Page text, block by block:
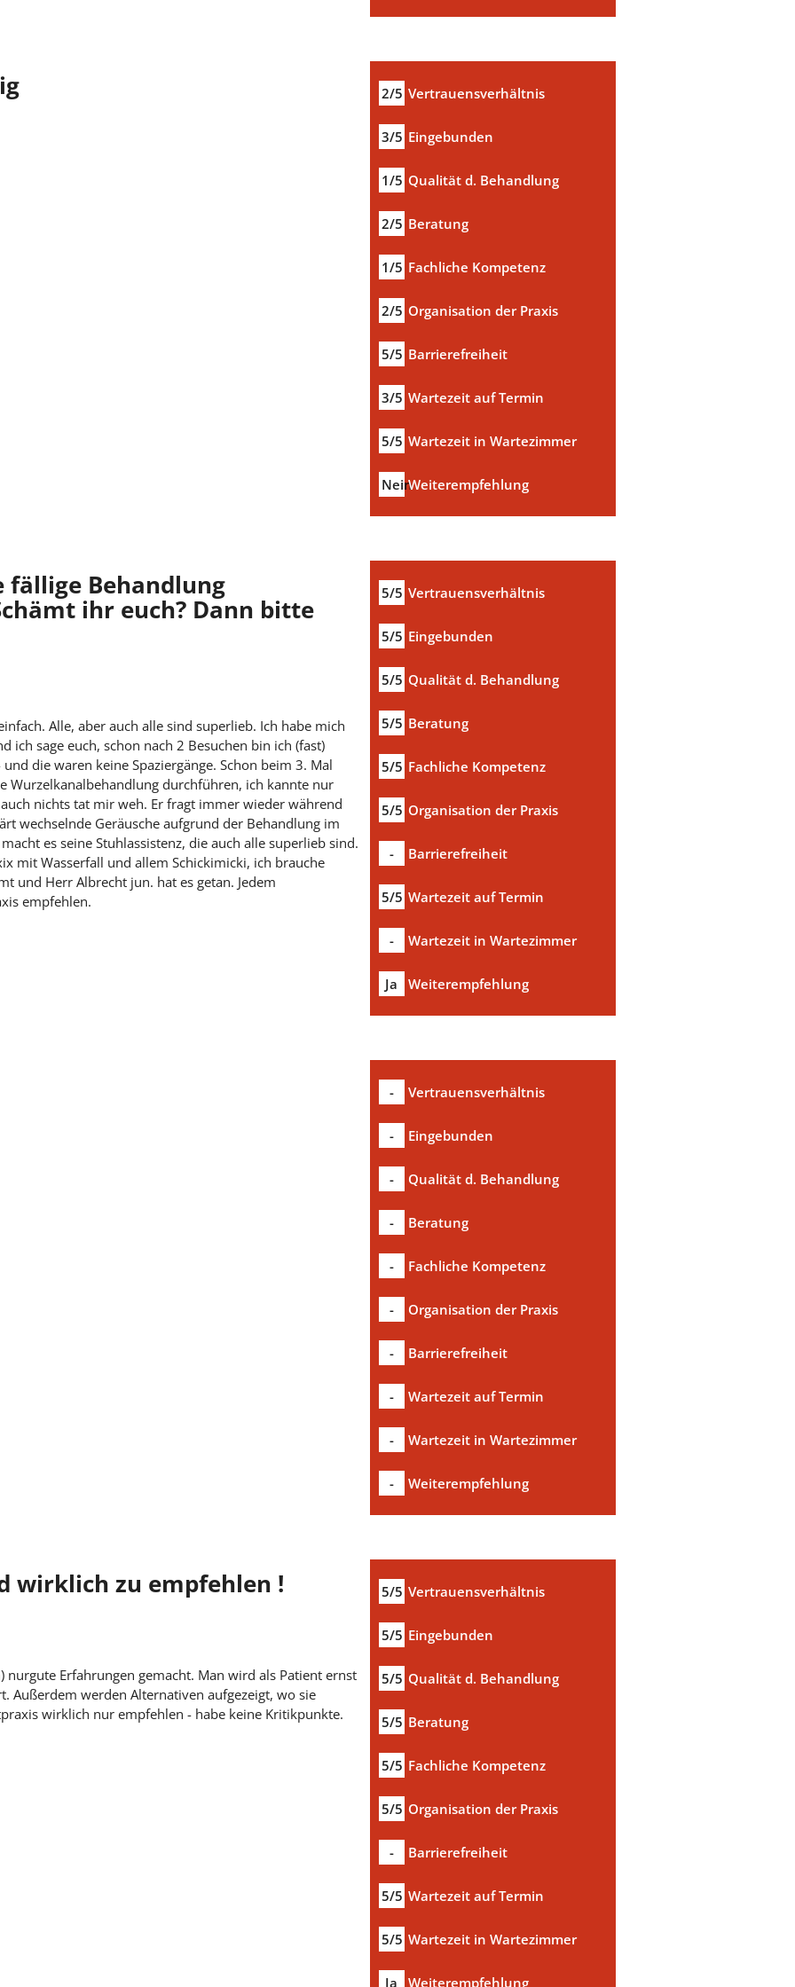
2/5 Vertrauensverhältnis
3/5 Eingebunden
1/5 Qualität d. Behandlung
2/5 Beratung
1/5 Fachliche Kompetenz
2/5 Organisation der Praxis
5/5 Barrierefreiheit
3/5 Wartezeit auf Termin
5/5 Wartezeit in Wartezimmer
NeinWeiterempfehlung
5/5 Vertrauensverhältnis
5/5 Eingebunden
5/5 Qualität d. Behandlung
5/5 Beratung
5/5 Fachliche Kompetenz
5/5 Organisation der Praxis
- Barrierefreiheit
5/5 Wartezeit auf Termin
- Wartezeit in Wartezimmer
Ja Weiterempfehlung
fällige Behandlung
ihr euch? Dann bitte
Alle, aber auch alle sind superlieb. Ich habe mich
ich sage euch, schon nach 2 Besuchen bin ich (fast)
die waren keine Spaziergänge. Schon beim 3. Mal
Wurzelkanalbehandlung durchführen, ich kannte nur
nichts tat mir weh. Er fragt immer wieder während
wechselnde Geräusche aufgrund der Behandlung im
es seine Stuhlassistenz, die auch alle superlieb sind.
mit Wasserfall und allem Schickimicki, ich brauche
und Herr Albrecht jun. hat es getan. Jedem
empfehlen.
- Vertrauensverhältnis
- Eingebunden
- Qualität d. Behandlung
- Beratung
- Fachliche Kompetenz
- Organisation der Praxis
- Barrierefreiheit
- Wartezeit auf Termin
- Wartezeit in Wartezimmer
- Weiterempfehlung
5/5 Vertrauensverhältnis
5/5 Eingebunden
5/5 Qualität d. Behandlung
5/5 Beratung
5/5 Fachliche Kompetenz
5/5 Organisation der Praxis
- Barrierefreiheit
5/5 Wartezeit auf Termin
5/5 Wartezeit in Wartezimmer
Ja Weiterempfehlung
wirklich zu empfehlen !
nurgute Erfahrungen gemacht. Man wird als Patient ernst
Außerdem werden Alternativen aufgezeigt, wo sie
wirklich nur empfehlen - habe keine Kritikpunkte.